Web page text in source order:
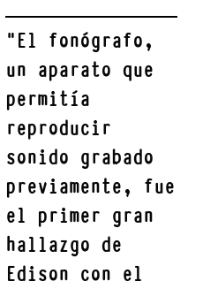
"El fonógrafo,
un aparato que
permitía
reproducir
sonido grabado
previamente, fue
el primer gran
hallazgo de
Edison con el